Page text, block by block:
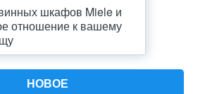
шкафов Miele и
отношение к вашему
НОВОЕ